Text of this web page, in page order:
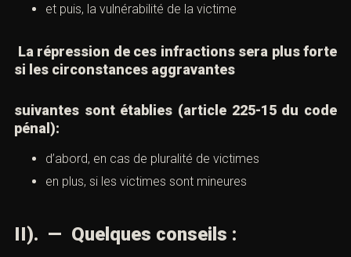
et puis, la vulnérabilité de la victime
La répression de ces infractions sera plus forte
si les circonstances aggravantes
suivantes sont établies (article 225-15 du code
pénal ):
d’abord, en cas de pluralité de victimes
en plus, si les victimes sont mineures
II). — Quelques conseils :